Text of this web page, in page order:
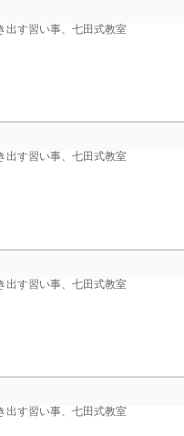
出す習い事、七田式教室
出す習い事、七田式教室
出す習い事、七田式教室
出す習い事、七田式教室